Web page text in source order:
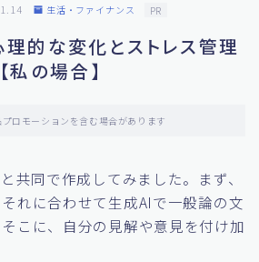
生活・ファイナンス PR
的な変化とストレス管理
私の場合】
ロモーションを含む場合があります
共同で作成してみました。まず、
れに合わせて生成AIで一般論の文
こに、自分の見解や意見を付け加